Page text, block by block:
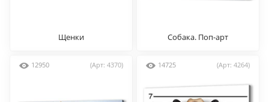
Щенки Собака. Поп-арт
12950 (Арт: 4370) 14725 (Арт: 4264)